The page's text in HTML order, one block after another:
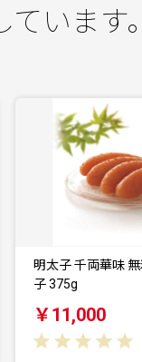
います。
〈10月配送〉訳
油漬 500g (…
￥13,000